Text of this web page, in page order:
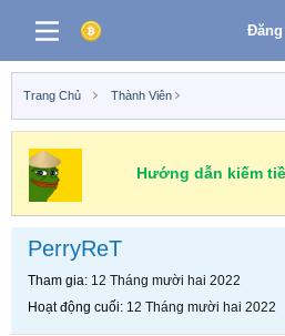
Trang Chủ Thành Viên
Hướng dẫn kiếm
PerryReT
Tham gia 12 Tháng mười hai 2022
Hoạt động cuối 12 Tháng mười hai 2022